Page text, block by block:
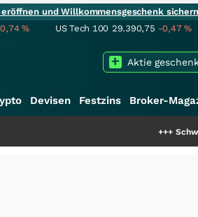
und Willkommensgeschenk
% US Tech 100 29.390,75 -0,47%
Aktie
Devisen Festzins Broker-
Schwere